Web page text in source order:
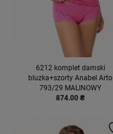
6212 komplet damski
bluzka+szorty Anabel Arto
793/29 MALINOWY
874.00 ₴